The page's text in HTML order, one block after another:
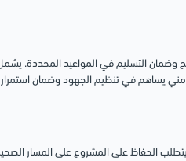
وضمان التسليم في المواعيد المحددة.
يساهم في تنظيم الجهود وضمان
الحفاظ على المشروع على المسار